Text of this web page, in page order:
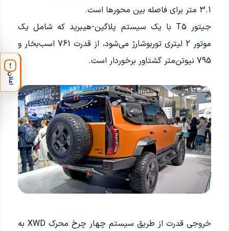
3.1 متر برای فاصله بین محورها است.
جیتور T5 با یک سیستم پلاگین-هیبرید که شامل یک
موتور 2 لیتری توربوشارژ می‌شود، از قدرت 761 اسب‌بخار و
795 نیوتن‌متر گشتاور برخوردار است.
خروجی قدرت از طریق سیستم چهار چرخ محرک XWD به
!
اعلان